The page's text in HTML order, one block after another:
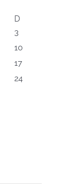
D
3
10
17
24